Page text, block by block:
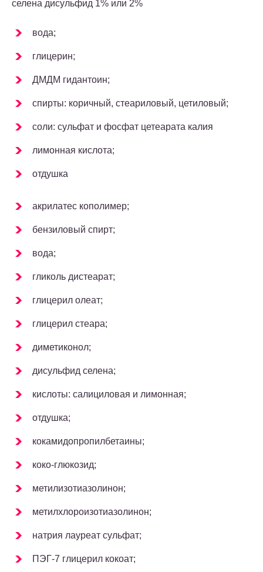
селена дисульфид 1% или 2%
вода;
глицерин;
ДМДМ гидантоин;
спирты: коричный, стеариловый, цетиловый;
соли: сульфат и фосфат цетеарата калия
лимонная кислота;
отдушка
акрилатес кополимер;
бензиловый спирт;
вода;
гликоль дистеарат;
глицерил олеат;
глицерил стеара;
диметиконол;
дисульфид селена;
кислоты: салициловая и лимонная;
отдушка;
кокамидопропилбетаины;
коко-глюкозид;
метилизотиазолинон;
метилхлороизотиазолинон;
натрия лауреат сульфат;
ПЭГ-7 глицерил кокоат;